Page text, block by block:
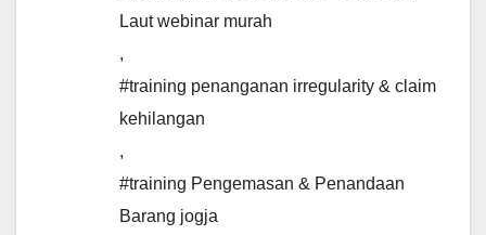
Laut webinar murah
,
#training penanganan irregularity & claim
kehilangan
,
#training Pengemasan & Penandaan
Barang jogja